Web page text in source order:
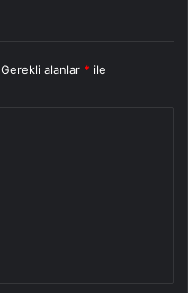
Gerekli alanlar * ile